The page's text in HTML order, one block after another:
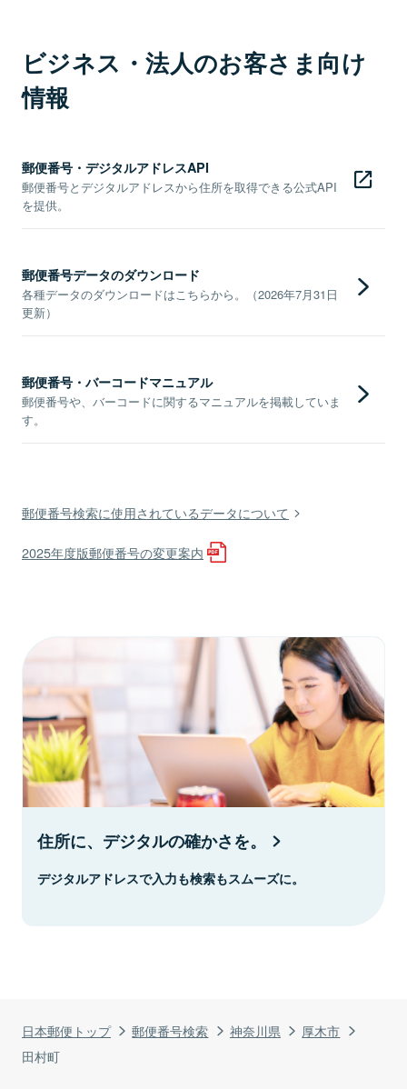
日本郵便トップ 郵便番号検索 神奈川県
厚木市
田村町
ビジネス・法人のお客さま向け
情報
郵便番号・デジタルアドレスAPI
郵便番号とデジタルアドレスから住所を取得できる公式API
を提供。
郵便番号データのダウンロード
各種データのダウンロードはこちらから。（2026年7月31日
更新）
郵便番号・バーコードマニュアル
郵便番号や、バーコードに関するマニュアルを掲載していま
す。
郵便番号検索に使用されているデータについて
2025年度版郵便番号の変更案内
住所に、デジタルの確かさを。
デジタルアドレスで入力も検索もスムーズに。